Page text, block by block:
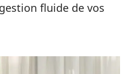
fluide de vos